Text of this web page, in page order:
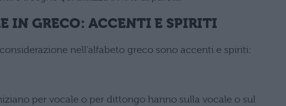
IN GRECO: ACCENTI E SPIRITI
nell’alfabeto greco sono accenti e spiriti:
per vocale o per dittongo hanno sulla vocale o sul